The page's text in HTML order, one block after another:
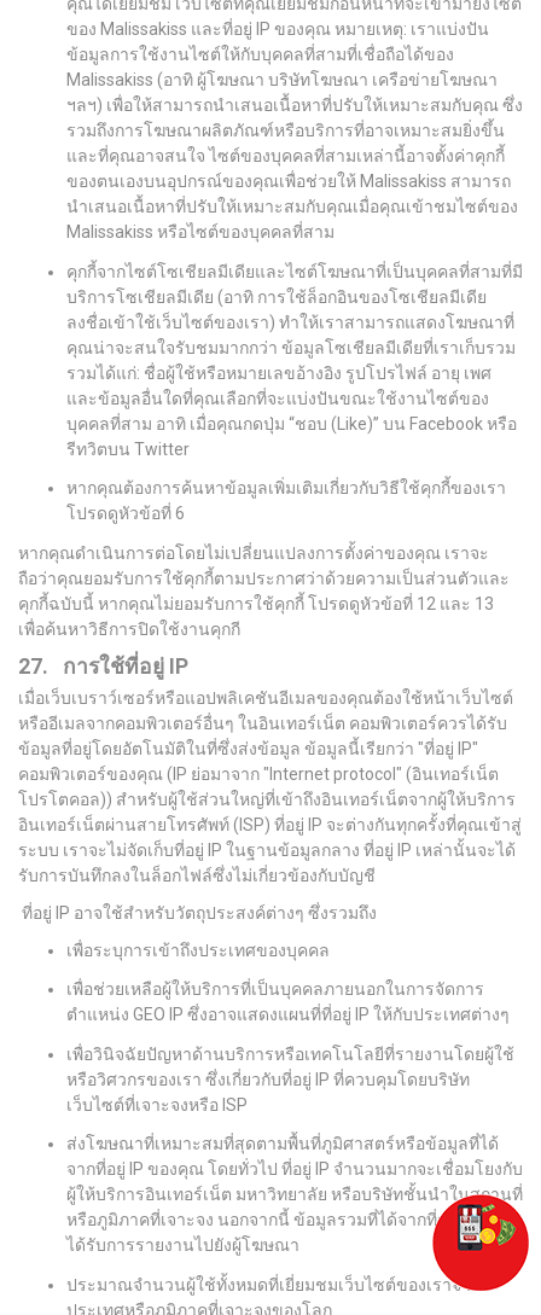
ของ Malissakiss และที่อยู่ IP ของคุณ หมายเหตุ: เราแบ่งปัน
ข้อมูลการใช้งานไซต์ให้กับบุคคลที่สามที่เชื่อถือได้ของ
Malissakiss (อาทิ ผู้โฆษณา บริษัทโฆษณา เครือข่ายโฆษณา
ฯลฯ) เพื่อให้สามารถนำเสนอเนื้อหาที่ปรับให้เหมาะสมกับคุณ ซึ่ง
รวมถึงการโฆษณาผลิตภัณฑ์หรือบริการที่อาจเหมาะสมยิ่งขึ้น
และที่คุณอาจสนใจ ไซต์ของบุคคลที่สามเหล่านี้อาจตั้งค่าคุกกี้
ของตนเองบนอุปกรณ์ของคุณเพื่อช่วยให้ Malissakiss สามารถ
นำเสนอเนื้อหาที่ปรับให้เหมาะสมกับคุณเมื่อคุณเข้าชมไซต์ของ
Malissakiss หรือไซต์ของบุคคลที่สาม
คุกกี้จากไซต์โซเชียลมีเดียและไซต์โฆษณาที่เป็นบุคคลที่สามที่มี
บริการโซเชียลมีเดีย (อาทิ การใช้ล็อกอินของโซเชียลมีเดีย
ลงชื่อเข้าใช้เว็บไซต์ของเรา) ทำให้เราสามารถแสดงโฆษณาที่
คุณน่าจะสนใจรับชมมากกว่า ข้อมูลโซเชียลมีเดียที่เราเก็บรวม
รวมได้แก่: ชื่อผู้ใช้หรือหมายเลขอ้างอิง รูปโปรไฟล์ อายุ เพศ
และข้อมูลอื่นใดที่คุณเลือกที่จะแบ่งปันขณะใช้งานไซต์ของ
บุคคลที่สาม อาทิ เมื่อคุณกดปุ่ม “ชอบ (Like)” บน Facebook หรือ
รีทวิตบน Twitter
หากคุณต้องการค้นหาข้อมูลเพิ่มเติมเกี่ยวกับวิธีใช้คุกกี้ของเรา
โปรดดูหัวข้อที่ 6
หากคุณดำเนินการต่อโดยไม่เปลี่ยนแปลงการตั้งค่าของคุณ เราจะ
ถือว่าคุณยอมรับการใช้คุกกี้ตามประกาศว่าด้วยความเป็นส่วนตัวและ
คุกกี้ฉบับนี้ หากคุณไม่ยอมรับการใช้คุกกี้ โปรดดูหัวข้อที่ 12 และ 13
เพื่อค้นหาวิธีการปิดใช้งานคุกกี
27. การใช้ที่อยู่ IP
เมื่อเว็บเบราว์เซอร์หรือแอปพลิเคชันอีเมลของคุณต้องใช้หน้าเว็บไซต์
หรืออีเมลจากคอมพิวเตอร์อื่นๆ ในอินเทอร์เน็ต คอมพิวเตอร์ควรได้รับ
ข้อมูลที่อยู่โดยอัตโนมัติในที่ซึ่งส่งข้อมูล ข้อมูลนี้เรียกว่า "ที่อยู่ IP"
คอมพิวเตอร์ของคุณ (IP ย่อมาจาก "Internet protocol" (อินเทอร์เน็ต
โปรโตคอล)) สำหรับผู้ใช้ส่วนใหญ่ที่เข้าถึงอินเทอร์เน็ตจากผู้ให้บริการ
อินเทอร์เน็ตผ่านสายโทรศัพท์ (ISP) ที่อยู่ IP จะต่างกันทุกครั้งที่คุณเข้าสู่
ระบบ เราจะไม่จัดเก็บที่อยู่ IP ในฐานข้อมูลกลาง ที่อยู่ IP เหล่านั้นจะได้
รับการบันทึกลงในล็อกไฟล์ซึ่งไม่เกี่ยวข้องกับบัญชี
ที่อยู่ IP อาจใช้สำหรับวัตถุประสงค์ต่างๆ ซึ่งรวมถึง
เพื่อระบุการเข้าถึงประเทศของบุคคล
เพื่อช่วยเหลือผู้ให้บริการที่เป็นบุคคลภายนอกในการจัดการ
ตำแหน่ง GEO IP ซึ่งอาจแสดงแผนที่ที่อยู่ IP ให้กับประเทศต่างๆ
เพื่อวินิจฉัยปัญหาด้านบริการหรือเทคโนโลยีที่รายงานโดยผู้ใช้
หรือวิศวกรของเรา ซึ่งเกี่ยวกับที่อยู่ IP ที่ควบคุมโดยบริษัท
เว็บไซต์ที่เจาะจงหรือ ISP
ส่งโฆษณาที่เหมาะสมที่สุดตามพื้นที่ภูมิศาสตร์หรือข้อมูลที่ได้
จากที่อยู่ IP ของคุณ โดยทั่วไป ที่อยู่ IP จำนวนมากจะเชื่อมโยงกับ
ผู้ให้บริการอินเทอร์เน็ต มหาวิทยาลัย หรือบริษัทชั้นนำในสถานที่
หรือภูมิภาคที่เจาะจง นอกจากนี้ ข้อมูลรวมที่ได้จากที่อยู่ IP อาจ
ได้รับการรายงานไปยังผู้โฆษณา
ประมาณจำนวนผู้ใช้ทั้งหมดที่เยี่ยมชมเว็บไซต์ของเราจาก
ประเทศหรือภูมิภาคที่เจาะจงของโลก